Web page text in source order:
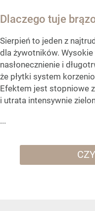
Dlaczego tuje
Sierpień to jeden z
dla żywotników.
nasłonecznienie i
że płytki system
Efektem jest stopniowe
i utrata intensywnie
...